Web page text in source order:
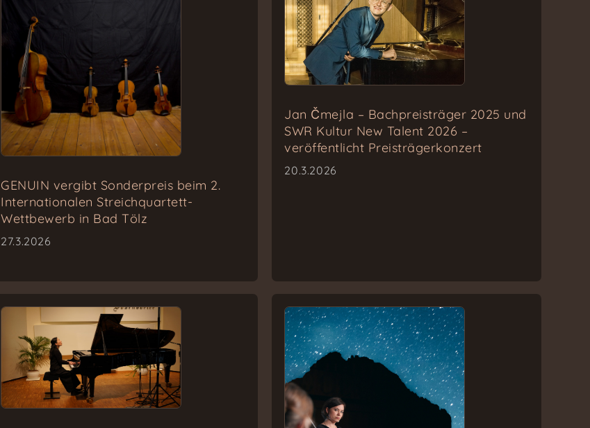
GENUIN vergibt Sonderpreis beim 2.
Internationalen Streichquartett-
Wettbewerb in Bad Tölz
27.3.2026
Jan Čmejla – Bachpreisträger 2025 und
SWR Kultur New Talent 2026 –
veröffentlicht Preisträgerkonzert
20.3.2026